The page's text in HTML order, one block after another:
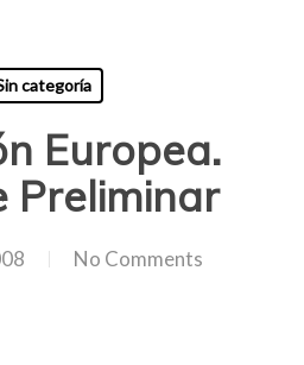
categoría
Europea.
Preliminar
No Comments